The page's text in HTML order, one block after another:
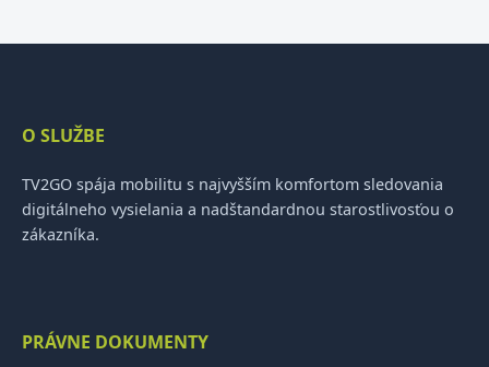
O SLUŽBE
TV2GO spája mobilitu s najvyšším komfortom sledovania
digitálneho vysielania a nadštandardnou starostlivosťou o
zákazníka.
PRÁVNE DOKUMENTY